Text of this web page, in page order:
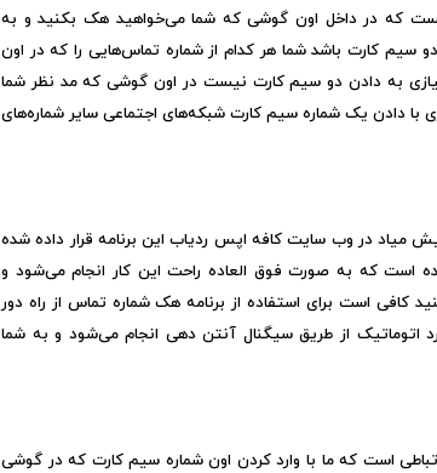
هست که در داخل اون گوشی که شما می‌خواهید هک بکنید و به
کارت باشد شما هر کدام از شماره تماس‌هایی را که در اون
به دادن دو سیم کارت نیست در اون گوشی که مد نظر شما
با دادن یک شماره سیم کارت شبکه‌های اجتماعی سایر شماره‌های
میاد در وب سایت کافه اپس ردیاب این برنامه قرار داده شده
است که به صورت فوق العاده راحت این کار انجام می‌شود و
کافی است برای استفاده از برنامه هک شماره تماس از راه دور
اتوماتیک از طریق سیگنال آنتن دهی انجام می‌شود و به شما
است که ما با وارد کردن اون شماره سیم کارت که در گوشی